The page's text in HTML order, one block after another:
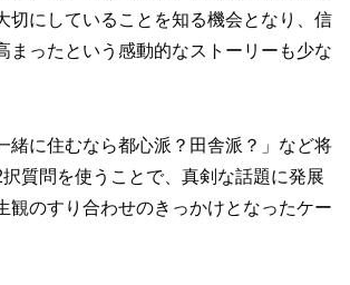
切にしていることを知る機会となり、信
まったという感動的なストーリーも少な
緒に住むなら都心派？田舎派？」など将
質問を使うことで、真剣な話題に発展
観のすり合わせのきっかけとなったケー